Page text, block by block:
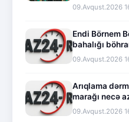
09.Avqust.2026
Endi Börnem
bahalığı
09.Avqust.2026
Arıqlama
marağı necə
09.Avqust.2026